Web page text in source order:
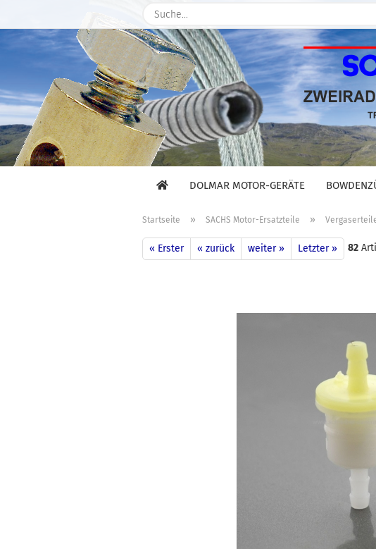
DOLMAR MOTOR-GERÄTE
Startseite » SACHS Motor-Ersatzteile »
« Erster « zurück weiter » Letzter » 82